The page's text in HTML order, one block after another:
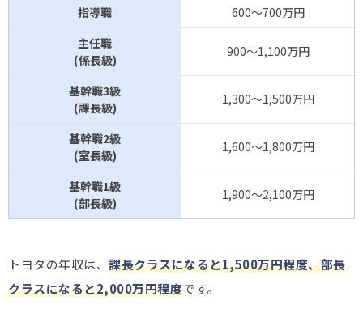
指導職
600～700万円
主任職
(係長級)
900～1,100万円
基幹職3級
(課長級)
1,300～1,500万円
基幹職2級
(室長級)
1,600～1,800万円
基幹職1級
(部長級)
1,900～2,100万円
トヨタの年収は、 課長クラスになると1,500万円程度、部長
クラスになると2,000万円程度です。